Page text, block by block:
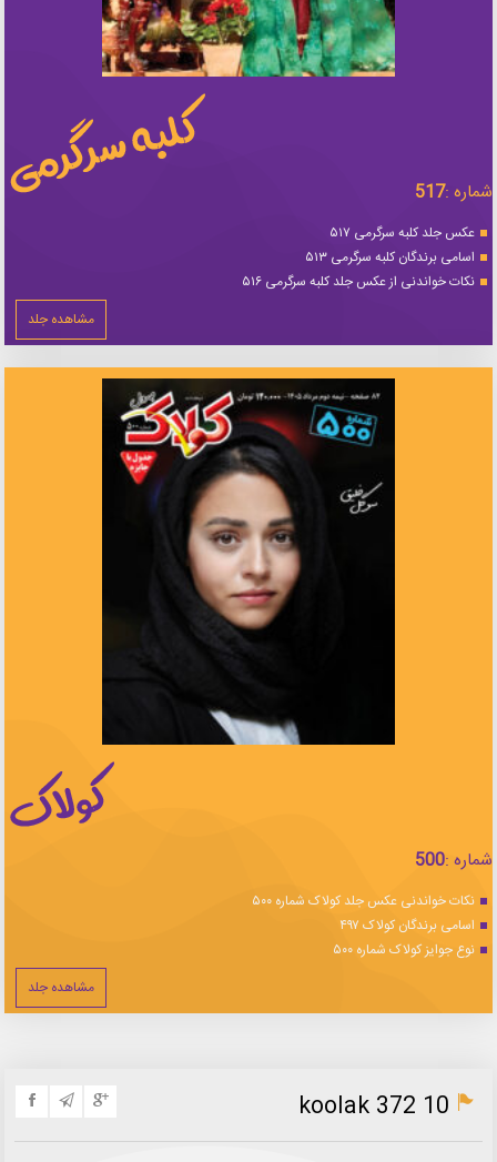
شماره :517
عکس جلد کلبه سرگرمی ۵۱۷
اسامی برندگان کلبه سرگرمی ۵۱۳
نکات خواندنی از عکس جلد کلبه سرگرمی ۵۱۶
مشاهده جلد
شماره :500
نکات خواندنی عکس جلد کولاک شماره ۵۰۰
اسامی برندگان کولاک ۴۹۷
نوع جوایز کولاک شماره ۵۰۰
مشاهده جلد
koolak 372 10